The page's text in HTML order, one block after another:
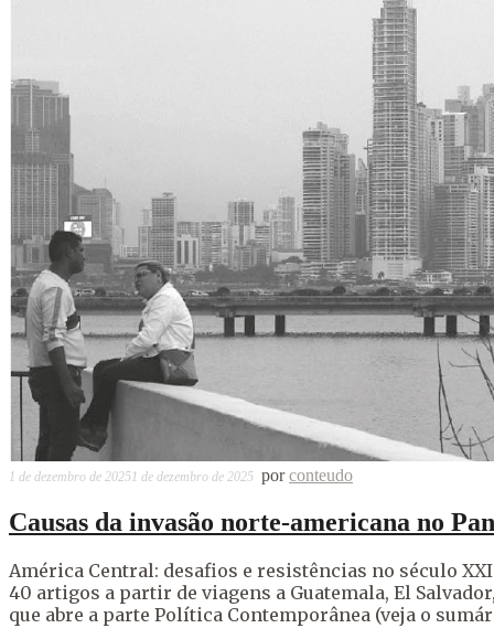
1 de dezembro de 20251 de dezembro de 2025 porconteudo
Causas da invasão norte-americana no
América Central: desafios e resistências no século
40 artigos a partir de viagens a Guatemala, El
que abre a parte Política Contemporânea (veja o